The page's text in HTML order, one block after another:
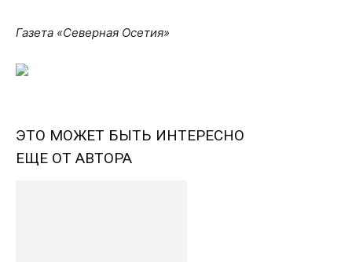
Газета «Северная Осетия»
ЭТО МОЖЕТ БЫТЬ ИНТЕРЕСНО
ЕЩЕ ОТ АВТОРА